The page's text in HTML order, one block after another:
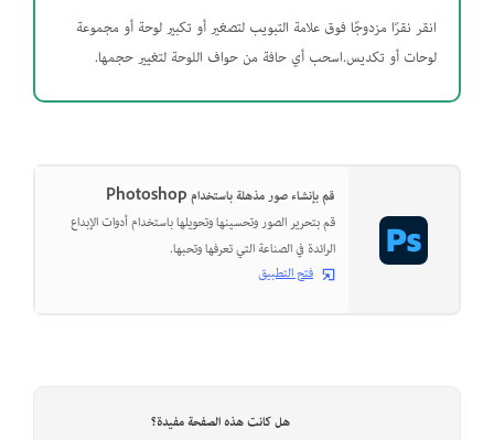
انقر نقرًا مزدوجًا فوق علامة التبويب لتصغير أو تكبير لوحة أو مجموعة
لوحات أو تكديس.اسحب أي حافة من حواف اللوحة لتغيير حجمها.
قم بإنشاء صور مذهلة باستخدام Photoshop
قم بتحرير الصور وتحسينها وتحويلها باستخدام أدوات الإبداع
الرائدة في الصناعة التي تعرفها وتحبها.
فتح التطبيق
هل كانت هذه الصفحة مفيدة؟